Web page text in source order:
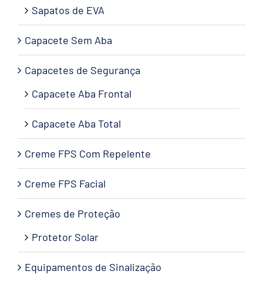
Sapatos de EVA
Capacete Sem Aba
Capacetes de Segurança
Capacete Aba Frontal
Capacete Aba Total
Creme FPS Com Repelente
Creme FPS Facial
Cremes de Proteção
Protetor Solar
Equipamentos de Sinalização